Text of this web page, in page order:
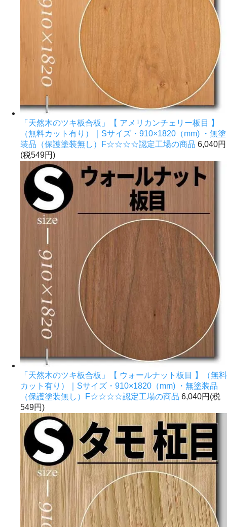
「天然木のツキ板合板」【 アメリカンチェリー板目 】
（無料カット有り）｜Sサイズ・910×1820（mm) ・無塗
装品（保護塗装無し）F☆☆☆☆認定工場の商品 6,040円
(税549円)
「天然木のツキ板合板」【 ウォールナット板目 】（無料
カット有り）｜Sサイズ・910×1820（mm) ・無塗装品
（保護塗装無し）F☆☆☆☆認定工場の商品 6,040円(税
549円)